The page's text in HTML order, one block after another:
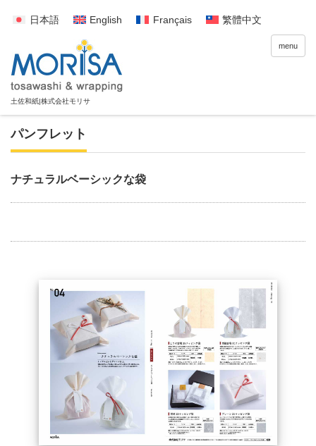
日本語 English Français 繁體中文
menu
パンフレット
ナチュラルベーシックな袋